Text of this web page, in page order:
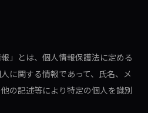
」とは、個人情報保護法に定める
に関する情報であって、氏名、メ
の記述等により特定の個人を識別